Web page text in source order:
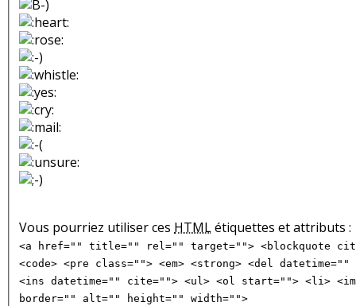
Vous pourriez utiliser ces HTMLétiquettes et attributs :
<a href="" title="" rel="" target=""> <blockquote
<code> <pre class=""> <em> <strong> <del
<ins datetime="" cite=""> <ul> <ol start=""> <li>
border="" alt="" height="" width="">